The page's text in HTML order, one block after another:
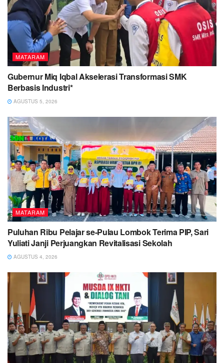
MATARAM
Gubernur Miq Iqbal Akselerasi Transformasi SMK
Berbasis Industri*
AGUSTUS 5, 2026
MATARAM
Puluhan Ribu Pelajar se-Pulau Lombok Terima PIP, Sari
Yuliati Janji Perjuangkan Revitalisasi Sekolah
AGUSTUS 4, 2026